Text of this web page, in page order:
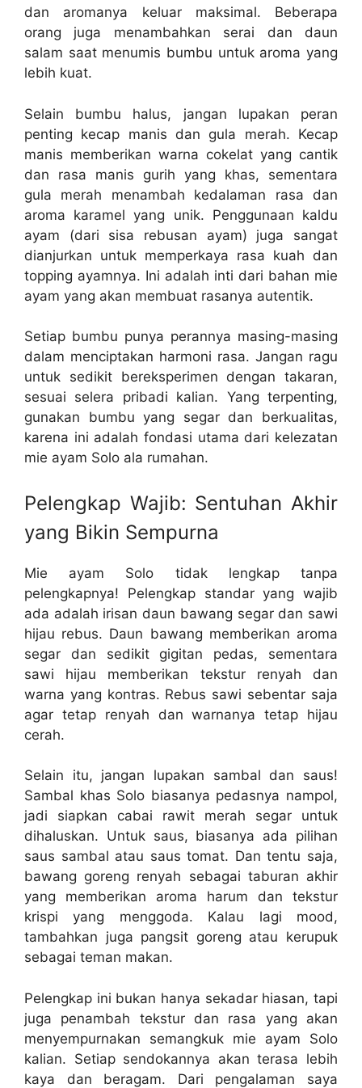
dan aromanya keluar maksimal. Beberapa
orang juga menambahkan serai dan daun
salam saat menumis bumbu untuk aroma yang
lebih kuat.
Selain bumbu halus, jangan lupakan peran
penting kecap manis dan gula merah. Kecap
manis memberikan warna cokelat yang cantik
dan rasa manis gurih yang khas, sementara
gula merah menambah kedalaman rasa dan
aroma karamel yang unik. Penggunaan kaldu
ayam (dari sisa rebusan ayam) juga sangat
dianjurkan untuk memperkaya rasa kuah dan
topping ayamnya. Ini adalah inti dari bahan mie
ayam yang akan membuat rasanya autentik.
Setiap bumbu punya perannya masing-masing
dalam menciptakan harmoni rasa. Jangan ragu
untuk sedikit bereksperimen dengan takaran,
sesuai selera pribadi kalian. Yang terpenting,
gunakan bumbu yang segar dan berkualitas,
karena ini adalah fondasi utama dari kelezatan
mie ayam Solo ala rumahan.
Pelengkap Wajib: Sentuhan Akhir
yang Bikin Sempurna
Mie ayam Solo tidak lengkap tanpa
pelengkapnya! Pelengkap standar yang wajib
ada adalah irisan daun bawang segar dan sawi
hijau rebus. Daun bawang memberikan aroma
segar dan sedikit gigitan pedas, sementara
sawi hijau memberikan tekstur renyah dan
warna yang kontras. Rebus sawi sebentar saja
agar tetap renyah dan warnanya tetap hijau
cerah.
Selain itu, jangan lupakan sambal dan saus!
Sambal khas Solo biasanya pedasnya nampol,
jadi siapkan cabai rawit merah segar untuk
dihaluskan. Untuk saus, biasanya ada pilihan
saus sambal atau saus tomat. Dan tentu saja,
bawang goreng renyah sebagai taburan akhir
yang memberikan aroma harum dan tekstur
krispi yang menggoda. Kalau lagi mood,
tambahkan juga pangsit goreng atau kerupuk
sebagai teman makan.
Pelengkap ini bukan hanya sekadar hiasan, tapi
juga penambah tekstur dan rasa yang akan
menyempurnakan semangkuk mie ayam Solo
kalian. Setiap sendokannya akan terasa lebih
kaya dan beragam. Dari pengalaman saya